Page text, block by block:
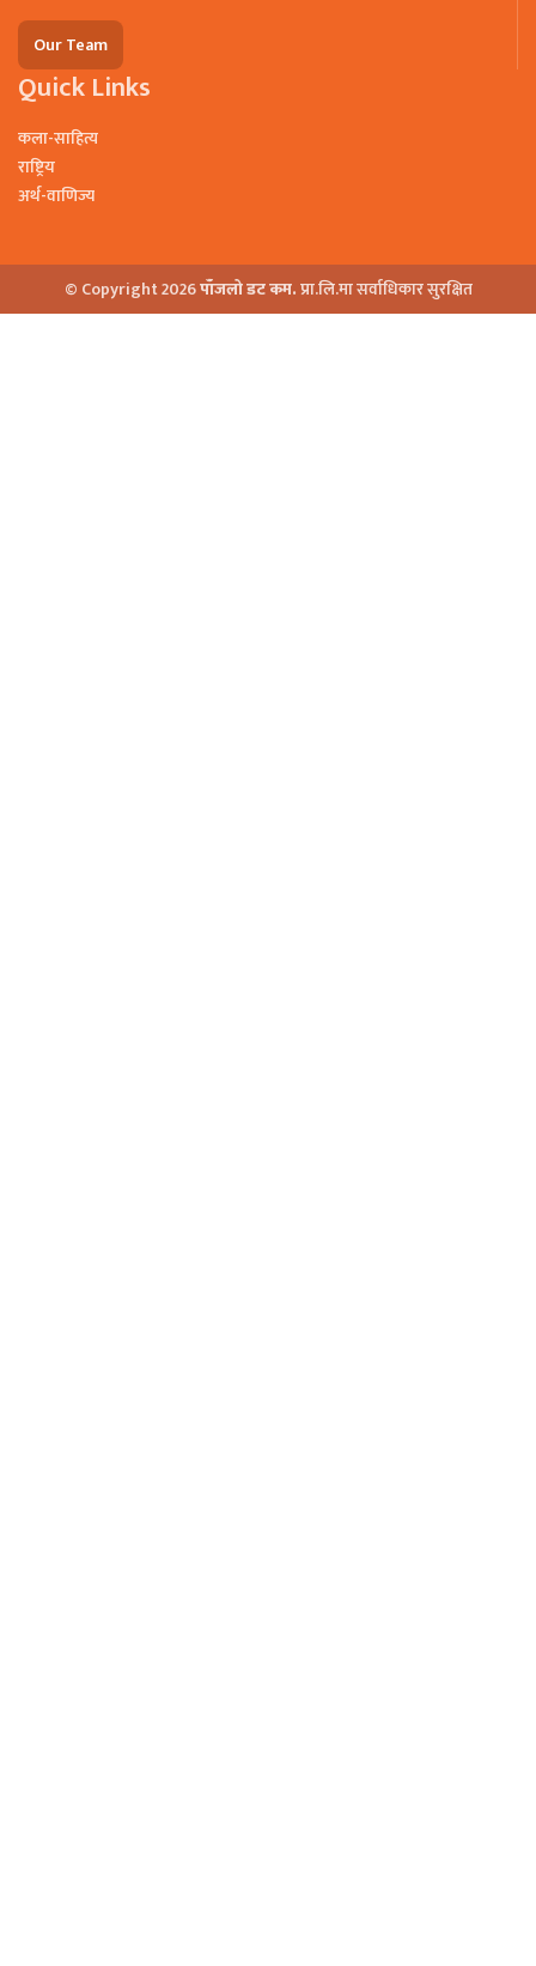
Our Team
Quick Links
कला-साहित्य
राष्ट्रिय
अर्थ-वाणिज्य
© Copyright 2026पाँजलो डट कम.प्रा.लि.मा सर्वाधिकार सुरक्षित